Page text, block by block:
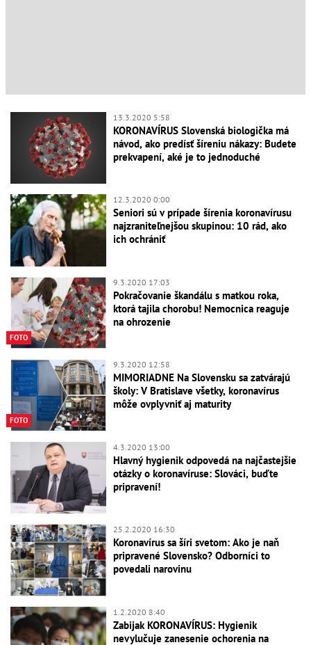
13.3.2020 5:58
KORONAVÍRUS Slovenská biologička má
návod, ako predísť šíreniu nákazy: Budete
prekvapení, aké je to jednoduché
12.3.2020 0:00
Seniori sú v prípade šírenia koronavírusu
najzraniteľnejšou skupinou: 10 rád, ako
ich ochrániť
FOTO
9.3.2020 17:03
Pokračovanie škandálu s matkou roka,
ktorá tajila chorobu! Nemocnica reaguje
na ohrozenie
FOTO
9.3.2020 12:58
MIMORIADNE Na Slovensku sa zatvárajú
školy: V Bratislave všetky, koronavírus
môže ovplyvniť aj maturity
4.3.2020 13:00
Hlavný hygienik odpovedá na najčastejšie
otázky o koronavíruse: Slováci, buďte
pripravení!
25.2.2020 16:30
Koronavírus sa šíri svetom: Ako je naň
pripravené Slovensko? Odborníci to
povedali narovinu
1.2.2020 8:40
Zabijak KORONAVÍRUS: Hygienik
nevylučuje zanesenie ochorenia na